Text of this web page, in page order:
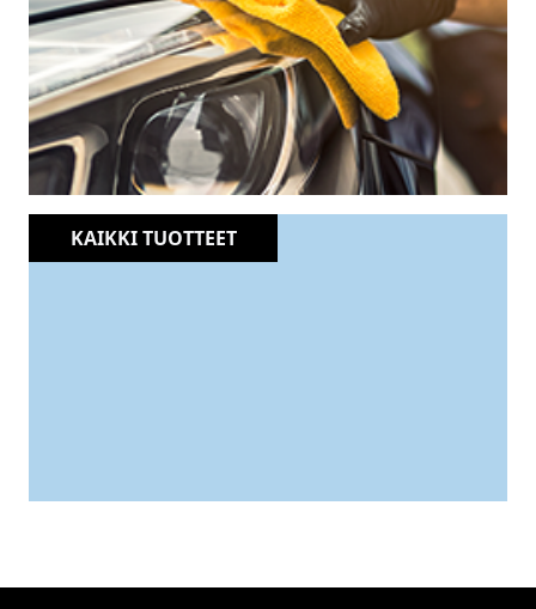
VIIMEISTELY
KAIKKI TUOTTEET